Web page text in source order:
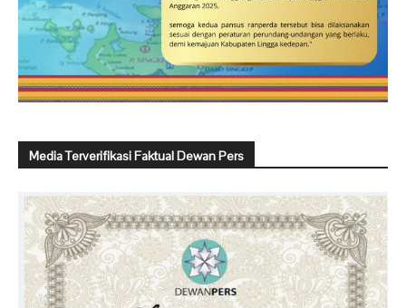
Media Terverifikasi Faktual Dewan Pers